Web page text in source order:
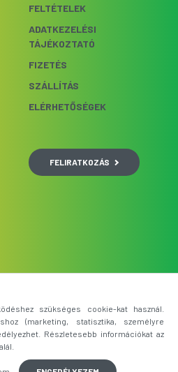
FELTÉTELEK
ADATKEZELÉSI
TÁJÉKOZTATÓ
FIZETÉS
SZÁLLÍTÁS
ELÉRHETŐSÉGEK
FELIRATKOZÁS
szükséges cookie-kat használ.
(marketing, statisztika, személyre
Részletesebb információkat az